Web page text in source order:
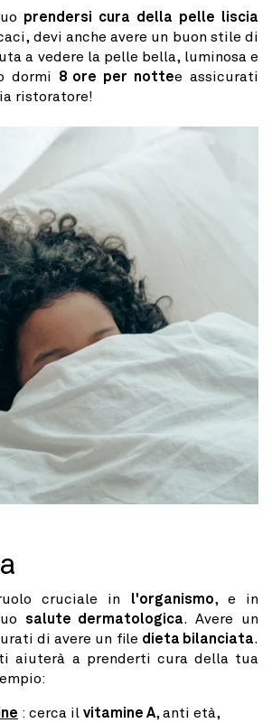
prendersi cura della pelle liscia
devi anche avere un buon stile di
a vedere la pelle bella, luminosa e
dormi 8 ore per nottee assicurati
ristoratore!
cruciale in l'organismo, e in
salute dermatologica. Avere un
di avere un file dieta bilanciata.
ti aiuterà a prenderti cura della tua
: cerca il vitamine A, anti età,